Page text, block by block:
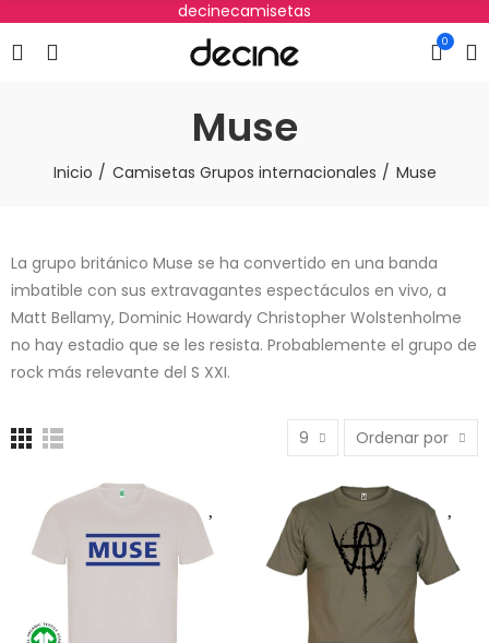
decinecamisetas
0
Muse
Inicio Camisetas Grupos internacionales Muse
La grupo británico Muse se ha convertido en una banda
imbatible con sus extravagantes espectáculos en vivo, a
Matt Bellamy, Dominic Howardy Christopher Wolstenholme
no hay estadio que se les resista. Probablemente el grupo de
rock más relevante del S XXI.
9 Ordenar por